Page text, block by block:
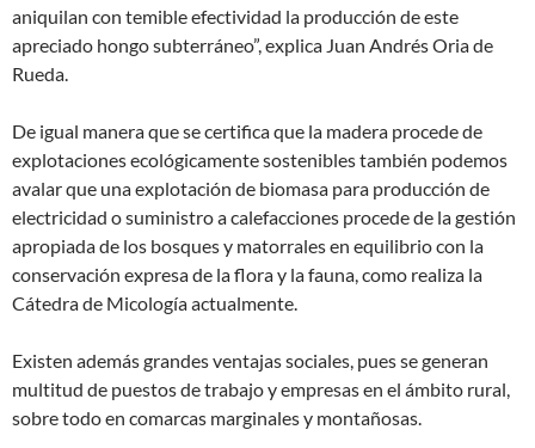
aniquilan con temible efectividad la producción de este
apreciado hongo subterráneo”, explica Juan Andrés Oria de
Rueda.
De igual manera que se certifica que la madera procede de
explotaciones ecológicamente sostenibles también podemos
avalar que una explotación de biomasa para producción de
electricidad o suministro a calefacciones procede de la gestión
apropiada de los bosques y matorrales en equilibrio con la
conservación expresa de la flora y la fauna, como realiza la
Cátedra de Micología actualmente.
Existen además grandes ventajas sociales, pues se generan
multitud de puestos de trabajo y empresas en el ámbito rural,
sobre todo en comarcas marginales y montañosas.